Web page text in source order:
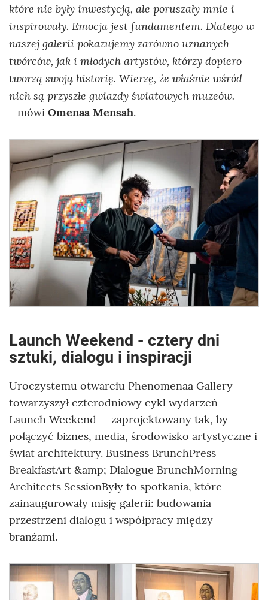
które nie były inwestycją, ale poruszały mnie i
inspirowały. Emocja jest fundamentem. Dlatego w
naszej galerii pokazujemy zarówno uznanych
twórców, jak i młodych artystów, którzy dopiero
tworzą swoją historię. Wierzę, że właśnie wśród
nich są przyszłe gwiazdy światowych muzeów.
- mówi Omenaa Mensah.
Launch Weekend - cztery dni
sztuki, dialogu i inspiracji
Uroczystemu otwarciu Phenomenaa Gallery
towarzyszył czterodniowy cykl wydarzeń —
Launch Weekend — zaprojektowany tak, by
połączyć biznes, media, środowisko artystyczne i
świat architektury. Business BrunchPress
BreakfastArt &amp; Dialogue BrunchMorning
Architects SessionByły to spotkania, które
zainaugurowały misję galerii: budowania
przestrzeni dialogu i współpracy między
branżami.